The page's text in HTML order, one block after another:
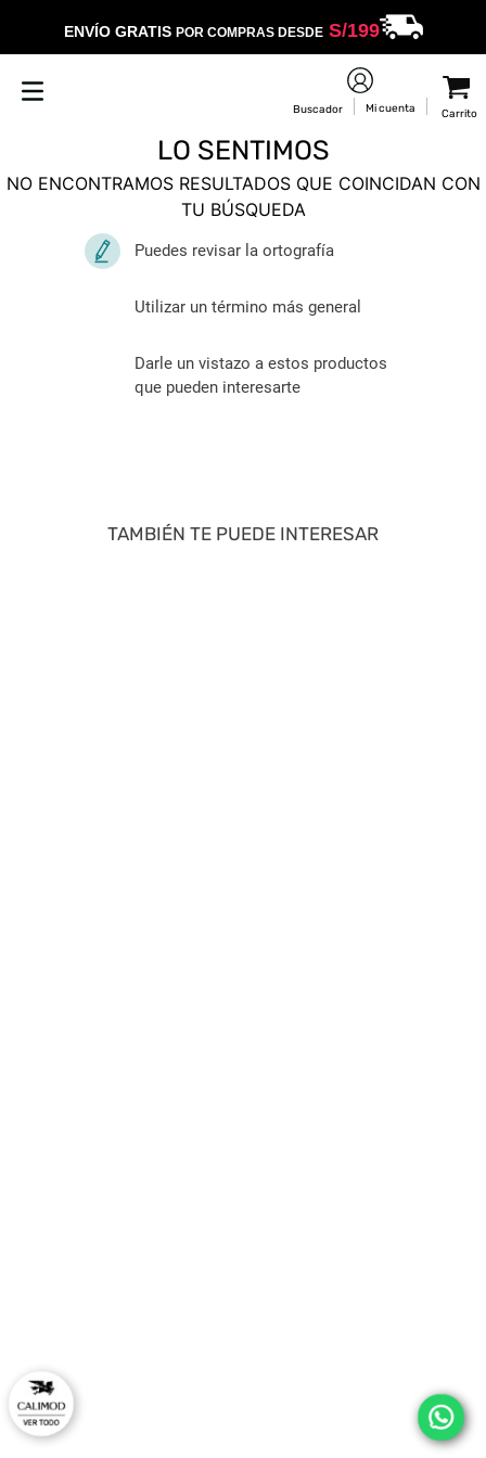
ENVÍO GRATIS POR COMPRAS DESDES/199
LO SENTIMOS
NO ENCONTRAMOS RESULTADOS QUE COINCIDAN CON
TU BÚSQUEDA
Puedes revisar la ortografía
Utilizar un término más general
Darle un vistazo a estos productos
que pueden interesarte
TAMBIÉN TE PUEDE INTERESAR